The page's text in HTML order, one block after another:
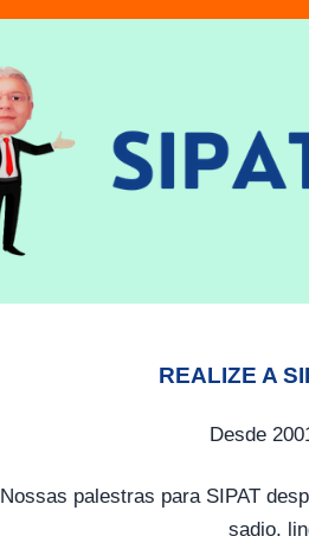
REALIZE A
Desde
Nossas palestras para SIPAT
sadio,